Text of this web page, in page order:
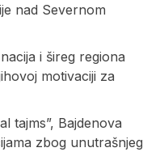
nad Severnom
i šireg regiona
motivaciji za
tajms”, Bajdenova
zbog unutrašnjeg